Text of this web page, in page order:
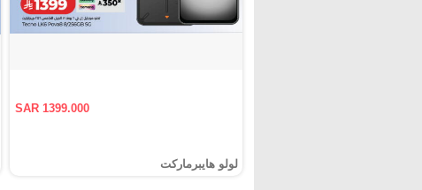
SAR 1399.000
لولو هايبرماركت